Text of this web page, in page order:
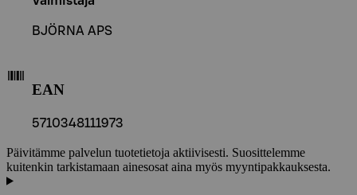
BJÖRNA APS
EAN
5710348111973
Päivitämme palvelun tuotetietoja aktiivisesti. Suosittelemme
kuitenkin tarkistamaan ainesosat aina myös myyntipakkauksesta.